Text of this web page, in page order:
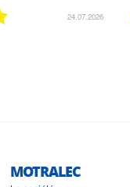
24.07.2026
MOTRALEC